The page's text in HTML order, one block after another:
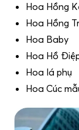
Hoa Hồng
Hoa Hồng
Hoa Baby
Hoa Hồ
Hoa lá phụ
Hoa Cúc